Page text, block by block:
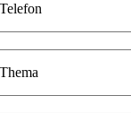
Telefon
Thema